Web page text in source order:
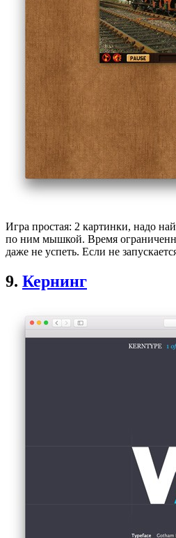
Игра простая: 2 картинки, надо
по ним мышкой. Время
даже не успеть. Если не
9. Кернинг